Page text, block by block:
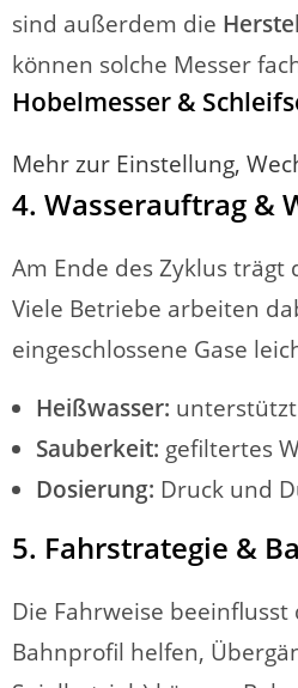
sind außerdem die
können solche Messer
Hobelmesser &
Mehr zur Einstellung,
4. Wasserauftrag &
Am Ende des Zyklus
Viele Betriebe arbeiten
eingeschlossene Gase
Heißwasser:
Sauberkeit: gefiltertes
Dosierung: Druck und
5. Fahrstrategie &
Die Fahrweise
Bahnprofil helfen,